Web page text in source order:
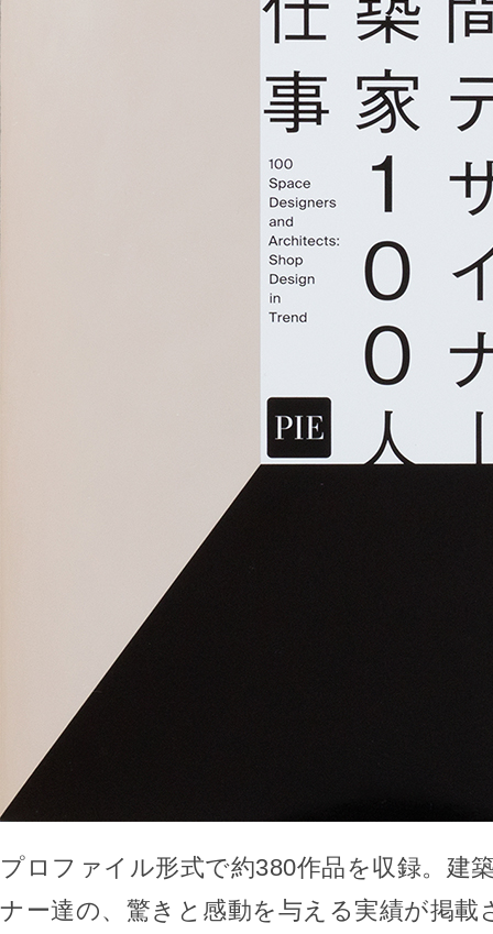
プロファイル形式で約380作品を収録。建
ナー達の、驚きと感動を与える実績が掲載